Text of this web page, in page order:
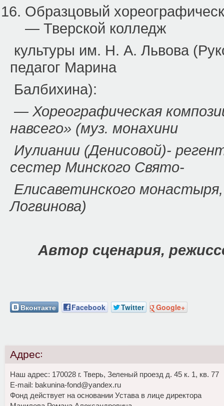
Образцовый
— Тверской колледж
культуры им. Н. А. Львова
педагог Марина
Балбихина):
— Хореографическая
навсего» (муз. монахини
Иулиании (Денисовой)-
сестер Минского Свято-
Елисаветинского
Логвинова)
Автор сценария,
Вконтакте Facebook Twitter Google+
Адрес:
Наш адрес: 170028 г. Тверь, Зеленый проезд д. 45 к. 1, кв. 77
E-mail: bakunina-fond@yandex.ru
Фонд действует на основании Устава в лице директора